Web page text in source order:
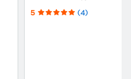
5 (4)